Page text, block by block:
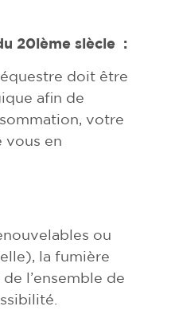
20ième siècle :
doit être
afin de
votre
vous en
ou
la fumière
l’ensemble de